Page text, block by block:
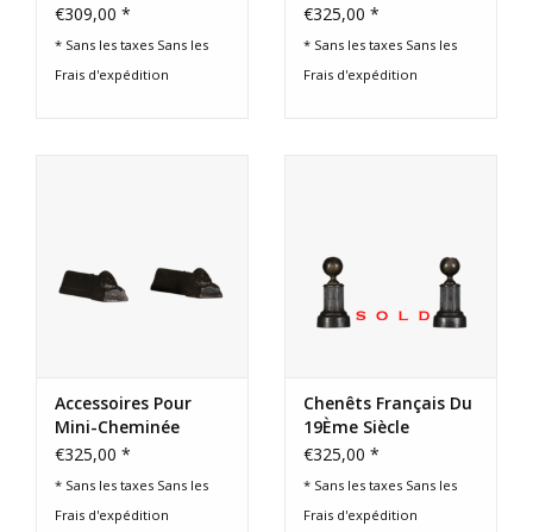
€309,00 *
* Sans les taxes Sans les
Frais d'expédition
€325,00 *
* Sans les taxes Sans les
Frais d'expédition
Accessoires Pour
Mini-Cheminée
€325,00 *
* Sans les taxes Sans les
Frais d'expédition
Chenêts Français Du
19Ème Siècle
€325,00 *
* Sans les taxes Sans les
Frais d'expédition